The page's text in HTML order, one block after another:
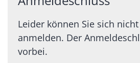
Leider können Sie sich
anmelden. Der
vorbei.